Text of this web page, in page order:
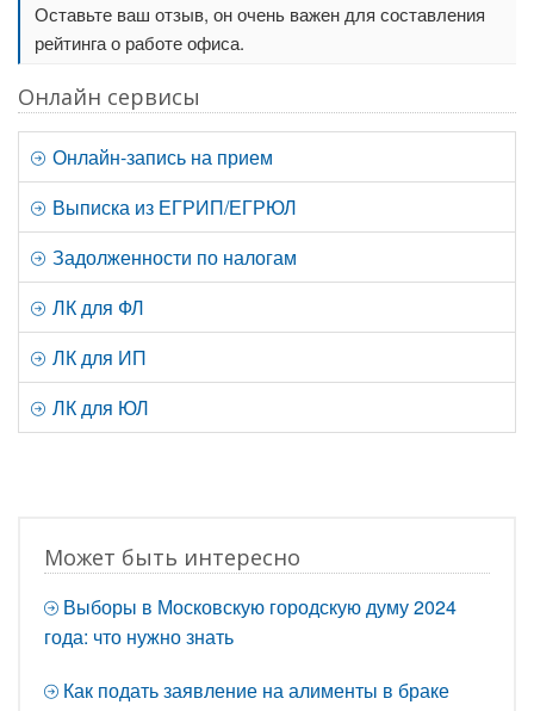
Оставьте ваш отзыв, он очень важен для составления
рейтинга о работе офиса.
Онлайн сервисы
Онлайн-запись на прием
Выписка из ЕГРИП/ЕГРЮЛ
Задолженности по налогам
ЛК для ФЛ
ЛК для ИП
ЛК для ЮЛ
Может быть интересно
Выборы в Московскую городскую думу 2024
года: что нужно знать
Как подать заявление на алименты в браке